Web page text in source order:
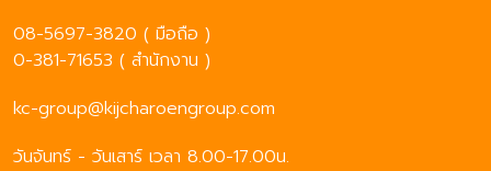
08-5697-3820 ( มือถือ )
0-381-71653 ( สำนักงาน )
kc-group@kijcharoengroup.com
วันจันทร์ - วันเสาร์ เวลา 8.00-17.00น.